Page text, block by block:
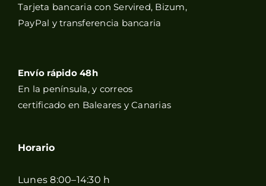
Tarjeta bancaria con Servired, Bizum,
PayPal y transferencia bancaria
Envío rápido 48h
En la península, y correos
certificado en Baleares y Canarias
Horario
Lunes 8:00–14:30 h